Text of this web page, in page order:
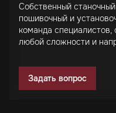
Собственный
пошивочный и
команда
любой сложности и
Задать вопрос